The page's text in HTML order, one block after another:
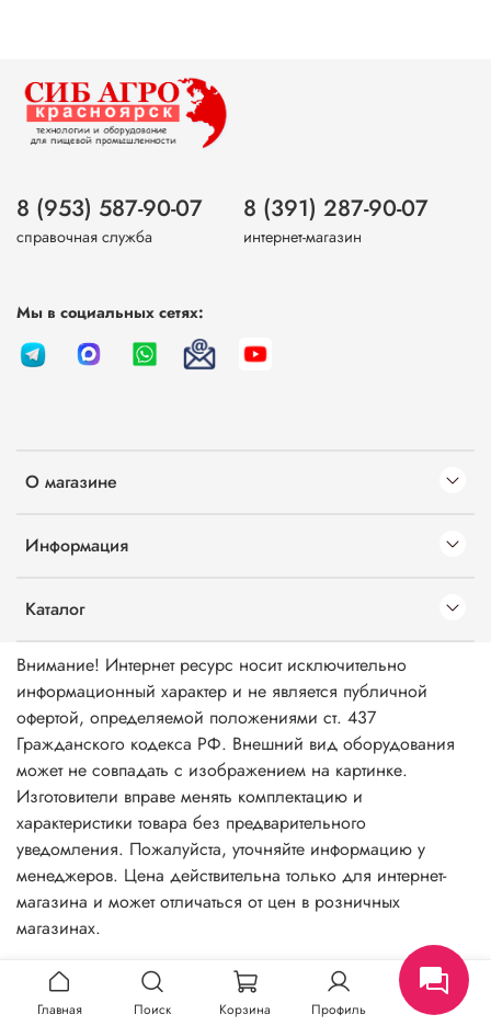
О магазине
Информация
Каталог
8 (953) 587-90-07
справочная служба
8 (391) 287-90-07
интернет-магазин
Мы в социальных сетях:
Внимание! Интернет ресурс носит исключительно
информационный характер и не является публичной
офертой, определяемой положениями ст. 437
Гражданского кодекса РФ. Внешний вид оборудования
может не совпадать с изображением на картинке.
Изготовители вправе менять комплектацию и
характеристики товара без предварительного
уведомления. Пожалуйста, уточняйте информацию у
менеджеров. Цена действительна только для интернет-
магазина и может отличаться от цен в розничных
магазинах.
Главная Поиск Корзина Профиль